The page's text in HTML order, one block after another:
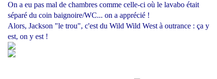
On a eu pas mal de chambres comme celle-ci où le lavabo était
séparé du coin baignoire/WC... on a apprécié !
Alors, Jackson "le trou", c'est du Wild Wild West à outrance : ça y
est, on y est !